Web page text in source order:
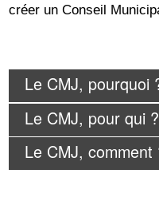
créer un Conseil
Le CMJ, pourquoi
Le CMJ, pour qui ?
Le CMJ, comment